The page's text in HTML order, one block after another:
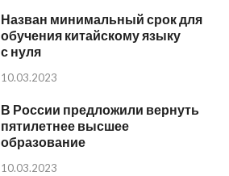
Назван минимальный срок для
обучения китайскому языку
с нуля
10.03.2023
В России предложили вернуть
пятилетнее высшее
образование
10.03.2023